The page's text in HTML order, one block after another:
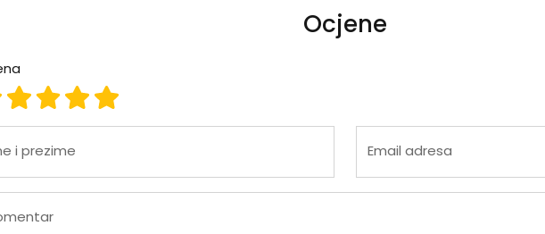
Ocjene
ocjena 5
ocjena 4
ocjena 3
ocjena 2
1
i prezime Email adresa